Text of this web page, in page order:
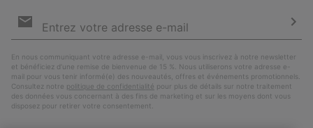
par
En nous communiquant votre adresse e-mail, vous vous inscrivez à notre newsletter
et bénéficiez d’une remise de bienvenue de 15 %. Nous utiliserons votre adresse e-
mail pour vous tenir informé(e) des nouveautés, offres et événements promotionnels.
Consultez notre politique de confidentialité pour plus de détails sur notre traitement
des données vous concernant à des fins de marketing et sur les moyens dont vous
disposez pour retirer votre consentement.